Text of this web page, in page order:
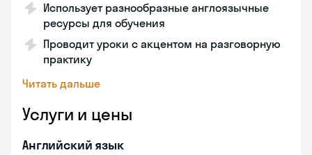
Использует разнообразные англоязычные
ресурсы для обучения
Проводит уроки с акцентом на разговорную
практику
Читать дальше
Услуги и цены
Английский язык